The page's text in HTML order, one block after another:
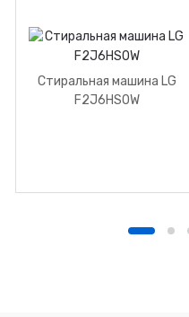
Стиральная машина LG
F2J6HS0W